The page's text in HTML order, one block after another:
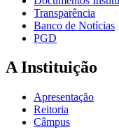
Transparência
Banco de Notícias
PGD
A Instituição
Apresentação
Reitoria
Câmpus